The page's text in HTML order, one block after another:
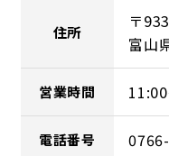
住所
〒
富山
営業時間
電話番号